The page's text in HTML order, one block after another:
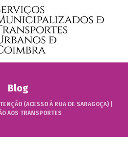
Blog
(ACESSO À RUA DE SARAGOÇA) |
AOS TRANSPORTES